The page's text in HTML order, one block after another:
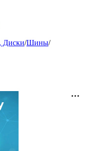
/Шины/